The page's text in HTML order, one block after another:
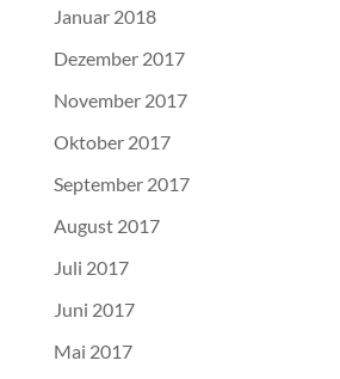
Januar 2018
Dezember 2017
November 2017
Oktober 2017
September 2017
August 2017
Juli 2017
Juni 2017
Mai 2017